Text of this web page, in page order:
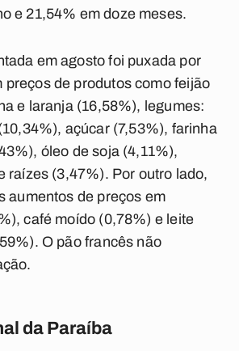
e 21,54% em doze meses.
em agosto foi puxada por
preços de produtos como feijão
e laranja (16,58%), legumes:
açúcar (7,53%), farinha
óleo de soja (4,11%),
raízes (3,47%). Por outro lado,
aumentos de preços em
café moído (0,78%) e leite
O pão francês não
da Paraíba